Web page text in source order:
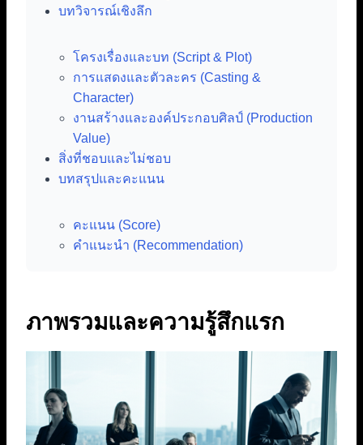
บทวิจารณ์เชิงลึก
โครงเรื่องและบท (Script & Plot)
การแสดงและตัวละคร (Casting &
Character)
งานสร้างและองค์ประกอบศิลป์ (Production
Value)
สิ่งที่ชอบและไม่ชอบ
บทสรุปและคะแนน
คะแนน (Score)
คำแนะนำ (Recommendation)
ภาพรวมและความรู้สึกแรก